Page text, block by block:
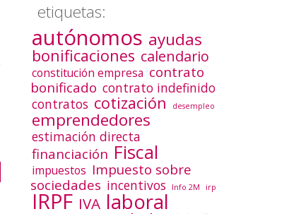
etiquetas:
autónomos ayudas
bonificaciones calendario
constitución empresa contrato
bonificado contrato indefinido
contratos cotización desempleo
emprendedores
estimación directa
financiación Fiscal
impuestos Impuesto sobre
sociedades incentivos Info 2M irp
IRPF IVA laboral